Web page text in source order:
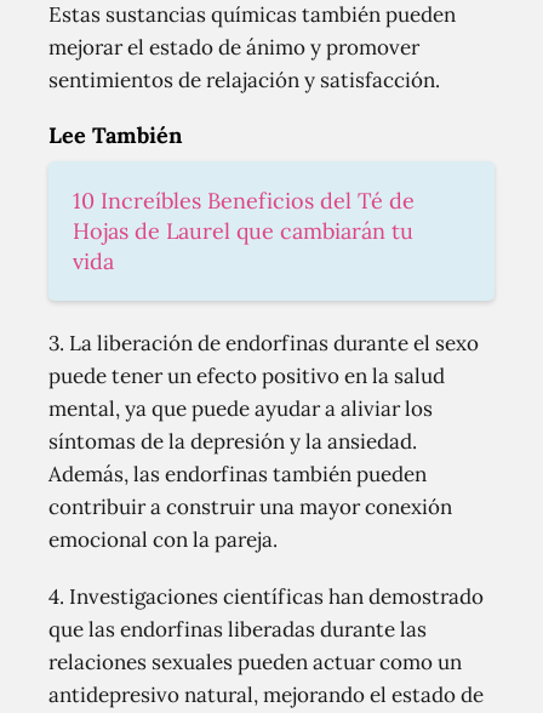
Estas sustancias químicas también pueden
mejorar el estado de ánimo y promover
sentimientos de relajación y satisfacción.
Lee También
10 Increíbles Beneficios del Té de
Hojas de Laurel que cambiarán tu
vida
3. La liberación de endorfinas durante el sexo
puede tener un efecto positivo en la salud
mental, ya que puede ayudar a aliviar los
síntomas de la depresión y la ansiedad.
Además, las endorfinas también pueden
contribuir a construir una mayor conexión
emocional con la pareja.
4. Investigaciones científicas han demostrado
que las endorfinas liberadas durante las
relaciones sexuales pueden actuar como un
antidepresivo natural, mejorando el estado de